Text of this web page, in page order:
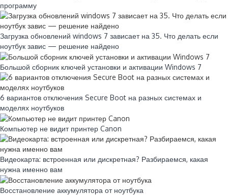
программу
Загрузка обновлений windows 7 зависает на 35. Что делать если
ноутбук завис — решение найдено
Большой сборник ключей установки и активации Windows 7
6 вариантов отключения Secure Boot на разных системах и
моделях ноутбуков
Компьютер не видит принтер Canon
Видеокарта: встроенная или дискретная? Разбираемся, какая
нужна именно вам
Восстановление аккумулятора от ноутбука